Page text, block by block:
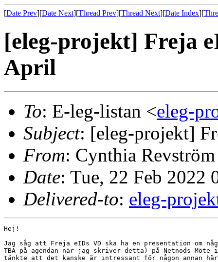
[Date Prev][Date Next][Thread Prev][Thread Next][Date Index][
[eleg-projekt] Freja
April
To: E-leg-listan <eleg-
Subject: [eleg-projekt]
From: Cynthia
Date: Tue, 22 Feb 2022
Delivered-to: eleg-
Hej!
Jag såg att Freja eIDs VD ska ha en presentation om
TBA på agendan när jag skriver detta) på Netnods
tänkte att det kanske är intressant för någon annan